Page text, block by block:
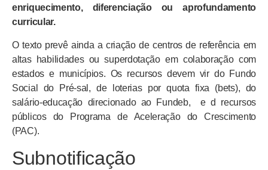
enriquecimento, diferenciação ou aprofundamento
curricular.
O texto prevê ainda a criação de centros de referência em
altas habilidades ou superdotação em colaboração com
estados e municípios. Os recursos devem vir do Fundo
Social do Pré-sal, de loterias por quota fixa (bets), do
salário-educação direcionado ao Fundeb, e d recursos
públicos do Programa de Aceleração do Crescimento
(PAC).
Subnotificação